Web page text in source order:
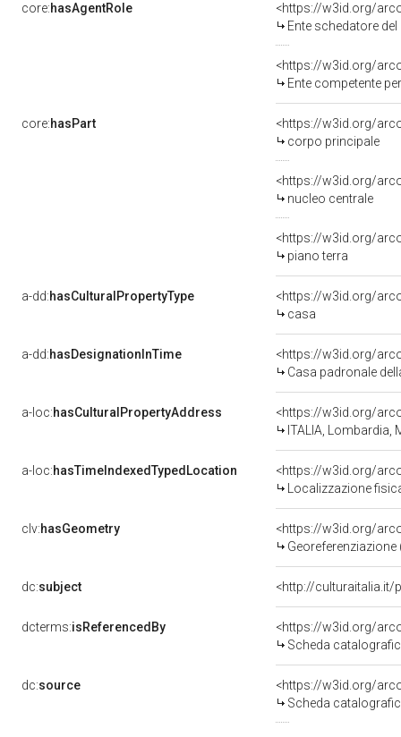
core:hasAgentRole
<https://w3id.org/
Ente schedatore del
Ente competente
core:hasPart
corpo principale
nucleo centrale
<https://w3id.org/
piano terra
a-dd:hasCulturalPropertyType
casa
a-dd:hasDesignationInTime
Casa padronale
a-loc:hasCulturalPropertyAddress
<https://w3id.org/
ITALIA, Lombardia,
a-loc:hasTimeIndexedTypedLocation
<https://w3id.org/
Localizzazione
clv:hasGeometry
<https://w3id.org/
Georeferenziazione
dc:subject <http://culturaitalia.it/
dcterms:isReferencedBy
<https://w3id.org/
Scheda
dc:source
<https://w3id.org/
Scheda